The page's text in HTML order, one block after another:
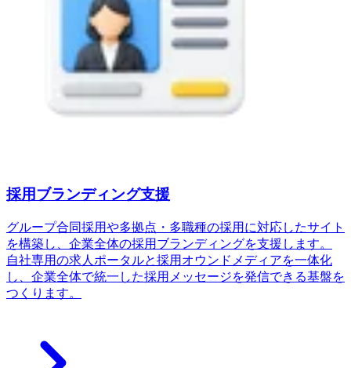
採用ブランディング支援
グループ合同採用や多拠点・多職種の採用に対応したサイト
を構築し、企業全体の採用ブランディングを支援します。
自社専用の求人ポータルと採用オウンドメディアを一体化
し、企業全体で統一した採用メッセージを発信できる基盤を
つくります。